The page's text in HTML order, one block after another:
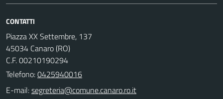
CONTATTI
Piazza XX Settembre, 137
45034 Canaro (RO)
C.F. 00210190294
Telefono:0425940016
E-mail: